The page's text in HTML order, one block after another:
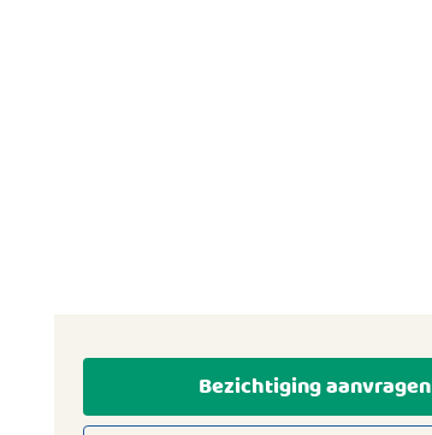
Bezichtiging aanvragen